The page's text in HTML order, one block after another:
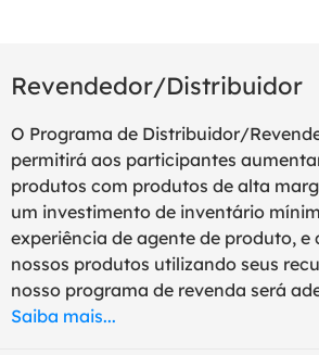
Revendedor/Distribuidor
O Programa de Distribuidor/
permitirá aos participantes
produtos com produtos de alta
um investimento de inventário
experiência de agente de produto, e
nossos produtos utilizando seus
nosso programa de revenda será
Saiba mais...